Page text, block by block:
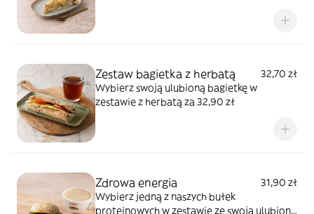
Zestaw bagietka z herbatą
32,70 zł
Wybierz swoją ulubioną bagietkę w
zestawie z herbatą za 32,90 zł
Zdrowa energia
31,90 zł
Wybierz jedną z naszych bułek
proteinowych w zestawie ze swoją ulubioną